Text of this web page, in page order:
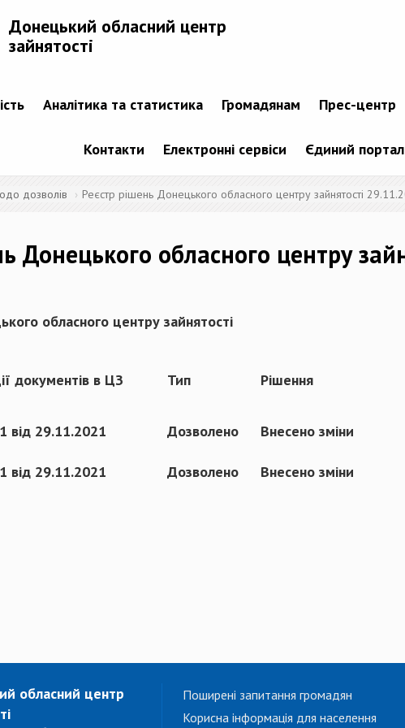
Донецький обласний центр
зайнятості
Аналітика та статистика Громадянам Прес-центр
Контакти Електронні сервіси Єдиний портал
дозволів Реєстр рішень Донецького обласного центру зайнятості
Донецького обласного центру
обласного центру зайнятості
документів в ЦЗ Тип Рішення
29.11.2021 Дозволено Внесено зміни
29.11.2021 Дозволено Внесено зміни
обласний центр
Поширені запитання громадян
Корисна інформація для населення